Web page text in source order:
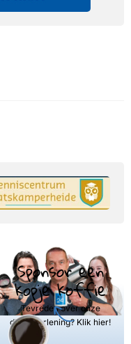
Sponsor een
kopje koffie
Tevreden over onze
dienstverlening? Klik hier!